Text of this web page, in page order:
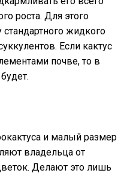
роста. Для этого
жидкого
Если кактус
почве, то в
и малый размер
владельца от
Делают это лишь